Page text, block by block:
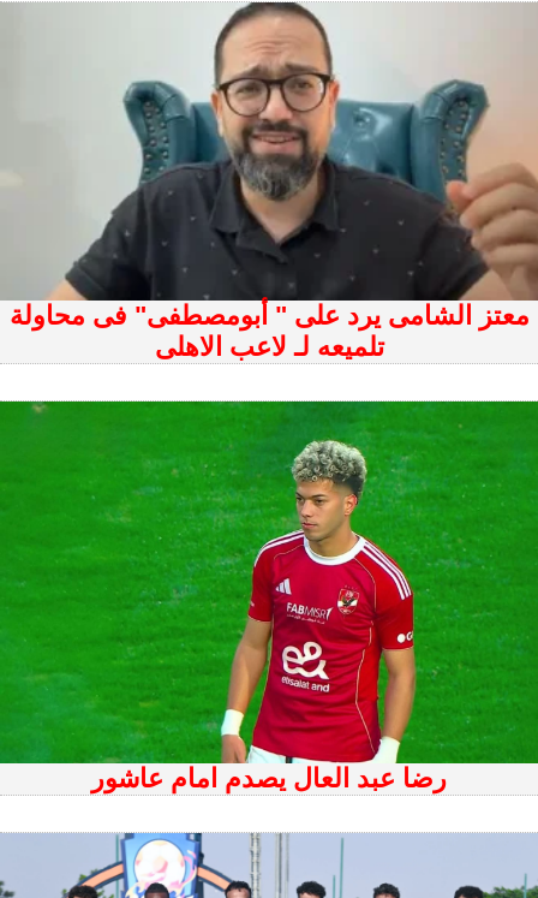
معتز الشامى يرد على " أبومصطفى" فى محاولة
تلميعه لـ لاعب الاهلى
رضا عبد العال يصدم امام عاشور